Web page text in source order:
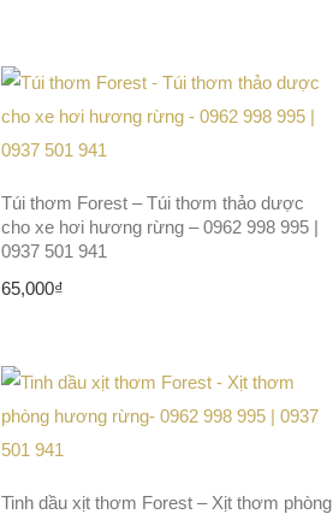
Túi thơm Forest – Túi thơm thảo dược
cho xe hơi hương rừng – 0962 998 995 |
0937 501 941
65,000₫
Tinh dầu xịt thơm Forest – Xịt thơm phòng